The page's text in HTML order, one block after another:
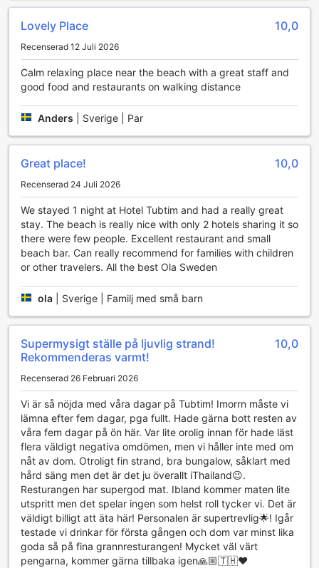
och lokala hantverk som du kan ta med dig hem som
minnen från din resa. Den frodiga trädgården ger en lugn
och fridfull miljö där du kan strosa runt, njuta av naturen
och kanske till och med läsa en bok i skuggan av träden.
Tubtim Resort är verkligen en plats där underhållning och
avkoppling går hand i hand.
Sportanläggningar på Tubtim Resort
Tubtim Resort på Koh Samet erbjuder en unik möjlighet att
njuta av sport och aktiviteter i en fantastisk miljö. Med en
privat strand som sträcker sig utmed det klara, turkosa
vattensporter. Här kan du paddla ut i en kajak och utforska
de vackra omgivningarna, eller testa snorkling och upptäck
det färgstarka marinelivet som gömmer sig under ytan.
Oavsett om du är en erfaren snorklare eller nybörjare,
kommer du att fascineras av den mångfald av fiskar och
koraller som finns i området.
och sportaktiviteter. Efter en dag med paddling och
snorkling kan du slappna av på den mjuka sanden eller ta
en uppfriskande simtur i havet. Tubtim Resort erbjuder en
det till den perfekta destinationen för både aktiva
resenärer och dem som bara vill njuta av naturens skönhet.
Bekvämlighetsfaciliteter på Tubtim Resort
Tubtim Resort på Koh Samet erbjuder en rad
bekvämlighetsfaciliteter som gör din vistelse både bekväm
och avkopplande. För dem som reser med mycket bagage
eller bara vill utforska ön utan att bära runt på sina väskor,
finns en praktisk bagageförvaring där du kan lämna dina
saker i tryggt förvar. Dessutom erbjuder resorten en
tvättservice, vilket gör det enkelt att fräscha upp dina
kläder under din vistelse, så att du alltid kan känna dig som
bäst.
För att hålla dig uppkopplad under din semester, erbjuder
Tubtim Resort gratis wi-fi i alla rum samt wi-fi i de offentliga
Lovely Place 10,0
Recenserad 12 Juli 2026
Calm relaxing place near the beach with a great staff and
good food and restaurants on walking distance
Anders Sverige | Par
Great place! 10,0
Recenserad 24 Juli 2026
We stayed 1 night at Hotel Tubtim and had a really great
stay. The beach is really nice with only 2 hotels sharing it so
there were few people. Excellent restaurant and small
beach bar. Can really recommend for families with children
or other travelers. All the best Ola Sweden
ola Sverige | Familj med små barn
Supermysigt ställe på ljuvlig strand!
Rekommenderas varmt!
10,0
Recenserad 26 Februari 2026
Vi är så nöjda med våra dagar på Tubtim! Imorrn måste vi
lämna efter fem dagar, pga fullt. Hade gärna bott resten av
våra fem dagar på ön här. Var lite orolig innan för hade läst
flera väldigt negativa omdömen, men vi håller inte med om
nåt av dom. Otroligt fin strand, bra bungalow, såklart med
hård säng men det är det ju överallt iThailand😉.
Resturangen har supergod mat. Ibland kommer maten lite
utspritt men det spelar ingen som helst roll tycker vi. Det är
väldigt billigt att äta här! Personalen är supertrevlig🌟! Igår
testade vi drinkar för första gången och dom var minst lika
goda så på fina grannresturangen! Mycket väl värt
pengarna, kommer gärna tillbaka igen🙏🏼🇹🇭❤️